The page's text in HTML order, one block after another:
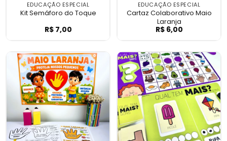
EDUCAÇÃO ESPECIAL
Kit Semáforo do Toque
Kit Semáforo do Toque
R$7,00
EDUCAÇÃO ESPECIAL
Cartaz Colaborativo Maio
Laranja
Cartaz
R$6,00